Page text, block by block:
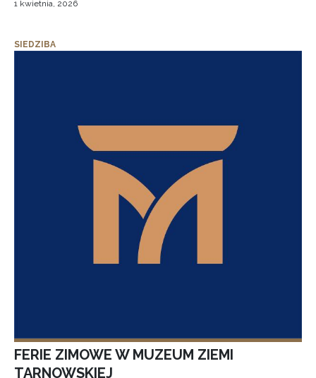
1 kwietnia, 2026
SIEDZIBA
FERIE ZIMOWE W MUZEUM ZIEMI
TARNOWSKIEJ